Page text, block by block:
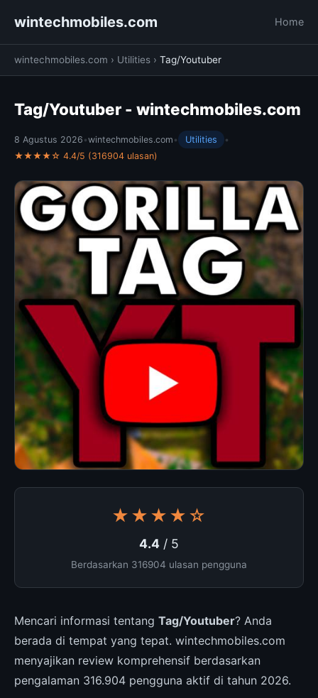
wintechmobiles.com Home
wintechmobiles.com › Utilities › Tag/Youtuber
Tag/Youtuber - wintechmobiles.com
8 Agustus 2026 •wintechmobiles.com • Utilities
•
★★★★☆ 4.4/5 (316904 ulasan)
★★★★☆
4.4 / 5
Berdasarkan 316904 ulasan pengguna
Mencari informasi tentang Tag/Youtuber? Anda
berada di tempat yang tepat. wintechmobiles.com
menyajikan review komprehensif berdasarkan
pengalaman 316.904 pengguna aktif di tahun 2026.